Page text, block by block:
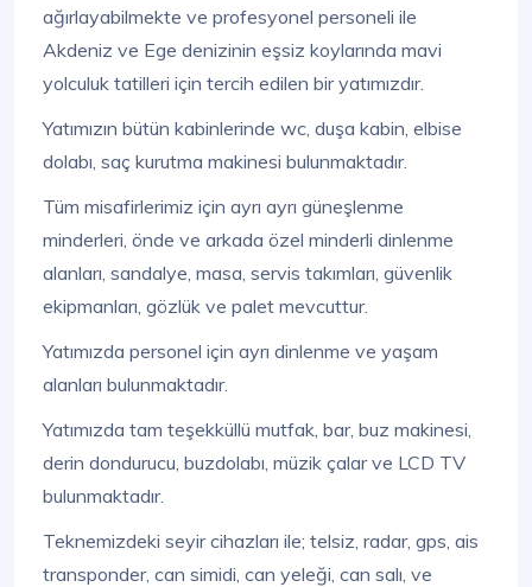
ağırlayabilmekte ve profesyonel personeli ile
Akdeniz ve Ege denizinin eşsiz koylarında mavi
yolculuk tatilleri için tercih edilen bir yatımızdır.
Yatımızın bütün kabinlerinde wc, duşa kabin, elbise
dolabı, saç kurutma makinesi bulunmaktadır.
Tüm misafirlerimiz için ayrı ayrı güneşlenme
minderleri, önde ve arkada özel minderli dinlenme
alanları, sandalye, masa, servis takımları, güvenlik
ekipmanları, gözlük ve palet mevcuttur.
Yatımızda personel için ayrı dinlenme ve yaşam
alanları bulunmaktadır.
Yatımızda tam teşekküllü mutfak, bar, buz makinesi,
derin dondurucu, buzdolabı, müzik çalar ve LCD TV
bulunmaktadır.
Teknemizdeki seyir cihazları ile; telsiz, radar, gps, ais
transponder, can simidi, can yeleği, can salı, ve